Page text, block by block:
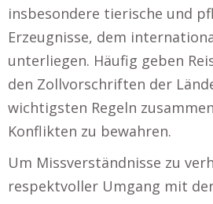
insbesondere tierische und
Erzeugnisse, dem
unterliegen. Häufig geben
den Zollvorschriften der
wichtigsten Regeln
Konflikten zu bewahren.
Um Missverständnisse zu
respektvoller Umgang mit